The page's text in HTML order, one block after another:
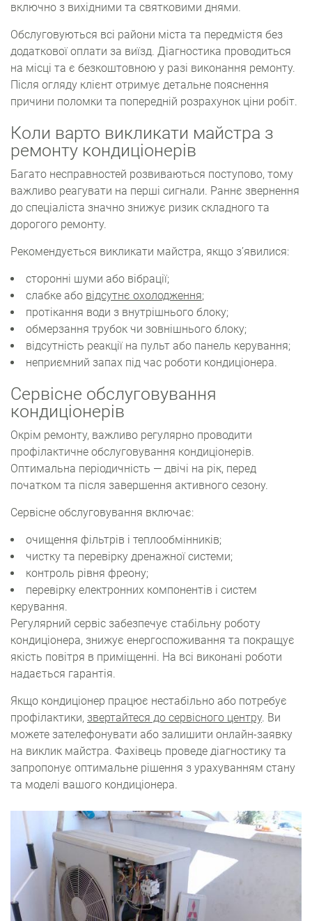
включно з вихідними та святковими днями.
Обслуговуються всі райони міста та передмістя без
додаткової оплати за виїзд. Діагностика проводиться
на місці та є безкоштовною у разі виконання ремонту.
Після огляду клієнт отримує детальне пояснення
причини поломки та попередній розрахунок ціни робіт.
Коли варто викликати майстра з
ремонту кондиціонерів
Багато несправностей розвиваються поступово, тому
важливо реагувати на перші сигнали. Раннє звернення
до спеціаліста значно знижує ризик складного та
дорогого ремонту.
Рекомендується викликати майстра, якщо з’явилися:
сторонні шуми або вібрації;
слабке або відсутнє охолодження;
протікання води з внутрішнього блоку;
обмерзання трубок чи зовнішнього блоку;
відсутність реакції на пульт або панель керування;
неприємний запах під час роботи кондиціонера.
Сервісне обслуговування
кондиціонерів
Окрім ремонту, важливо регулярно проводити
профілактичне обслуговування кондиціонерів.
Оптимальна періодичність — двічі на рік, перед
початком та після завершення активного сезону.
Сервісне обслуговування включає:
очищення фільтрів і теплообмінників;
чистку та перевірку дренажної системи;
контроль рівня фреону;
перевірку електронних компонентів і систем
керування.
Регулярний сервіс забезпечує стабільну роботу
кондиціонера, знижує енергоспоживання та покращує
якість повітря в приміщенні. На всі виконані роботи
надається гарантія.
Якщо кондиціонер працює нестабільно або потребує
профілактики, звертайтеся до сервісного центру. Ви
можете зателефонувати або залишити онлайн-заявку
на виклик майстра. Фахівець проведе діагностику та
запропонує оптимальне рішення з урахуванням стану
та моделі вашого кондиціонера.